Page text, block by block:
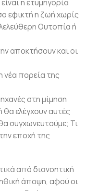
η ετυμηγορία
εφικτή η ζωή χωρίς
Ουτοπία ή
αποκτήσουν και οι
νέα πορεία της
στη μίμηση
ελέγχουν αυτές
συγχωνευτούμε; Τι
εποχή της
από διανοητική
άποψη, αφού οι